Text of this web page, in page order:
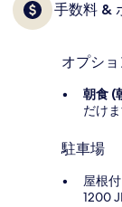
手数料 &
オプシ
朝食 (
だけ
駐車場
屋根
1200